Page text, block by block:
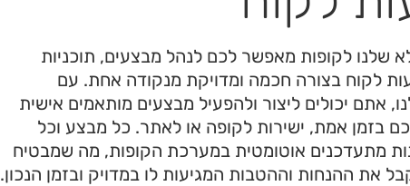
שלנו לקופות מאפשר לכם לנהל מבצעים, תוכניות
לקוח בצורה חכמה ומדויקת מנקודה אחת. עם
אתם יכולים ליצור ולהפעיל מבצעים מותאמים אישית
בזמן אמת, ישירות לקופה או לאתר. כל מבצע וכל
מתעדכנים אוטומטית במערכת הקופות, מה שמבטיח
את ההנחות וההטבות המגיעות לו במדויק ובזמן הנכון.